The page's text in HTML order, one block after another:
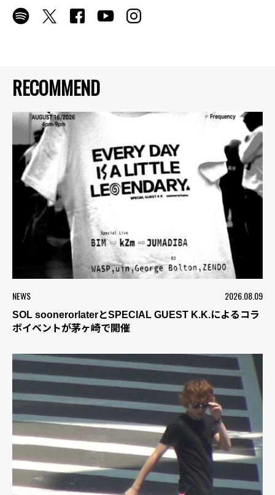
RECOMMEND
NEWS 2026.08.09
SOL soonerorlaterとSPECIAL GUEST K.K.によるコラ
ボイベントが茅ヶ崎で開催